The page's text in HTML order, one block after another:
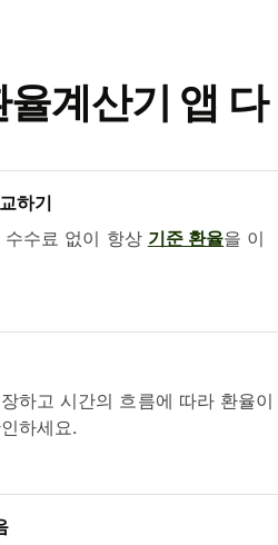
계산기 앱 다
하기
수료 없이 항상 기준 환율을 이
하고 시간의 흐름에 따라 환율이
하세요.